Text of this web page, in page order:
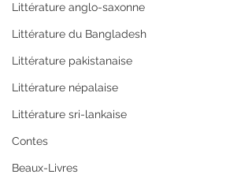
Littérature anglo-saxonne
Littérature du Bangladesh
Littérature pakistanaise
Littérature népalaise
Littérature sri-lankaise
Contes
Beaux-Livres